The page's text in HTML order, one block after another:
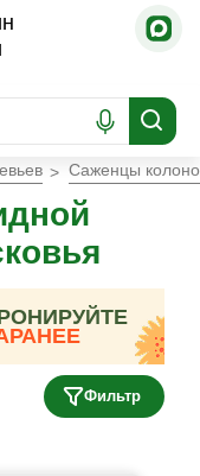
Саженцы
Фильтр